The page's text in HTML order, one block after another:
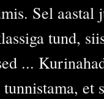
Sel
tund,
...
et